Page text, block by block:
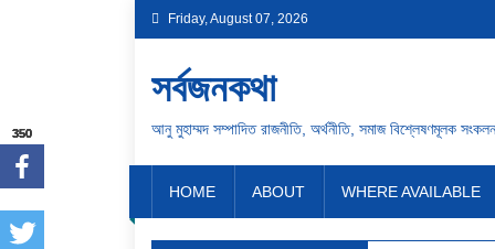
Friday, August 07, 2026
সর্বজনকথা
আনু মুহাম্মদ সম্পাদিত রাজনীতি, অর্থনীতি, সমাজ বিশ্লেষণমূলক সংকলন
HOME ABOUT WHERE AVAILABLE
350
350
350
350